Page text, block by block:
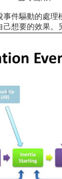
件驅動的處
想要的效果